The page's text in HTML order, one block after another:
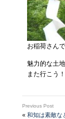
お稲荷さん
魅力的な土
また行こう
Previous Post
« 和知は素敵な